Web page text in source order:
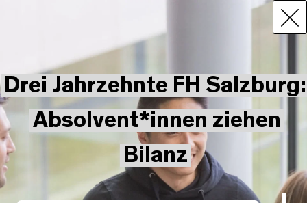
Drei Jahrzehnte FH Salzburg:
Absolvent*innen ziehen
Bilanz